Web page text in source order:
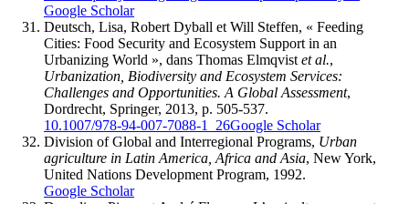
Google Scholar
Deutsch, Lisa, Robert Dyball et Will Steffen, « Feeding
Cities: Food Security and Ecosystem Support in an
Urbanizing World », dans Thomas Elmqvist et al.,
Urbanization, Biodiversity and Ecosystem Services:
Challenges and Opportunities. A Global Assessment,
Dordrecht, Springer, 2013, p. 505-537.
10.1007/978-94-007-7088-1_26Google Scholar
Division of Global and Interregional Programs, Urban
agriculture in Latin America, Africa and Asia, New York,
United Nations Development Program, 1992.
Google Scholar